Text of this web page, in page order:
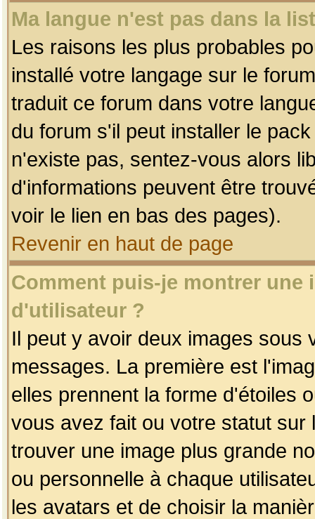
Ma langue n'est pas dans la
Les raisons les plus probables
installé votre langage sur le
traduit ce forum dans votre
du forum s'il peut installer le
n'existe pas, sentez-vous alors
d'informations peuvent être
voir le lien en bas des pages).
Revenir en haut de page
Comment puis-je montrer une
d'utilisateur ?
Il peut y avoir deux images sous
messages. La première est
elles prennent la forme d'étoiles
vous avez fait ou votre statut
trouver une image plus grande
ou personnelle à chaque
les avatars et de choisir la